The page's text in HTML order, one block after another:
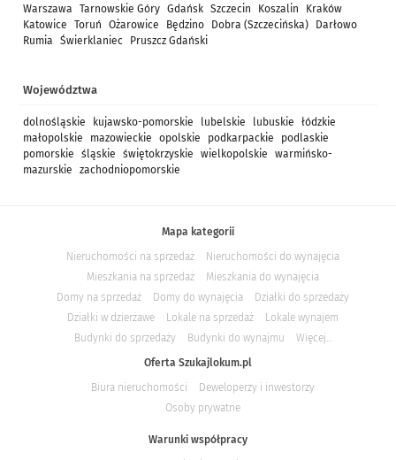
Warszawa
Tarnowskie Góry Gdańsk Szczecin Koszalin
Kraków
Katowice
Toruń Ożarowice Będzino Dobra (Szczecińska)
Darłowo
Rumia
Świerklaniec Pruszcz Gdański
Województwa
dolnośląskie kujawsko-pomorskie lubelskie lubuskie
łódzkie
małopolskie
mazowieckie opolskie podkarpackie
podlaskie
pomorskie
śląskie świętokrzyskie wielkopolskie
warmińsko-
mazurskie
zachodniopomorskie
Mapa kategorii
Nieruchomości na sprzedaż
Nieruchomości do wynajęcia
Mieszkania na sprzedaż
Mieszkania do wynajęcia
Domy na sprzedaż
Domy do wynajęcia
Działki do sprzedaży
Działki w dzierżawe
Lokale na sprzedaż
Lokale wynajem
Budynki do sprzedaży
Budynki do wynajmu
Więcej...
Oferta Szukajlokum.pl
Biura nieruchomości
Deweloperzy i inwestorzy
Osoby prywatne
Warunki współpracy